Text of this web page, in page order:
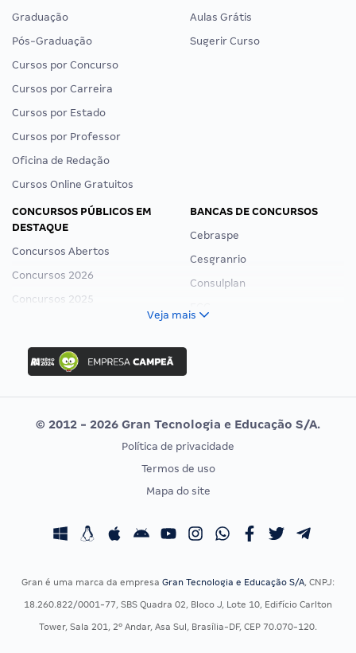
Graduação
Pós-Graduação
Cursos por Concurso
Cursos por Carreira
Cursos por Estado
Cursos por Professor
Oficina de Redação
Cursos Online Gratuitos
Aulas Grátis
Sugerir Curso
CONCURSOS PÚBLICOS EM
DESTAQUE
Concursos Abertos
Concursos 2026
Concursos 2025
Concurso Ibama
Concurso MPU
Editais publicados
BANCAS DE CONCURSOS
Cebraspe
Cesgranrio
Consulplan
Vunesp
CONCURSOS POR PROFISSÃO
Concursos Fiscais
EXAME DE ORDEM
Calendário OAB
Veja mais
© 2012 - 2026 Gran Tecnologia e Educação S/A.
Política de privacidade
Termos de uso
Mapa do site
Gran é uma marca da empresa Gran Tecnologia e Educação S/A, CNPJ:
18.260.822/0001-77, SBS Quadra 02, Bloco J, Lote 10, Edifício Carlton
Tower, Sala 201, 2º Andar, Asa Sul, Brasília-DF, CEP 70.070-120.